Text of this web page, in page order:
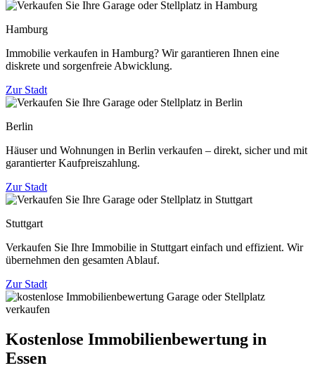
Hamburg
Immobilie verkaufen in Hamburg? Wir garantieren Ihnen eine
diskrete und sorgenfreie Abwicklung.
Zur Stadt
Berlin
Häuser und Wohnungen in Berlin verkaufen – direkt, sicher und mit
garantierter Kaufpreiszahlung.
Zur Stadt
Stuttgart
Verkaufen Sie Ihre Immobilie in Stuttgart einfach und effizient. Wir
übernehmen den gesamten Ablauf.
Zur Stadt
Kostenlose Immobilienbewertung in
Essen